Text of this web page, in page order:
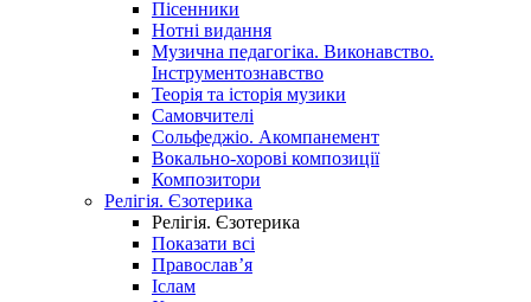
Пісенники
Нотні видання
Музична педагогіка. Виконавство.
Інструментознавство
Теорія та історія музики
Самовчителі
Сольфеджіо. Акомпанемент
Вокально-хорові композиції
Композитори
Релігія. Єзотерика
Релігія. Єзотерика
Показати всі
Православ’я
Іслам